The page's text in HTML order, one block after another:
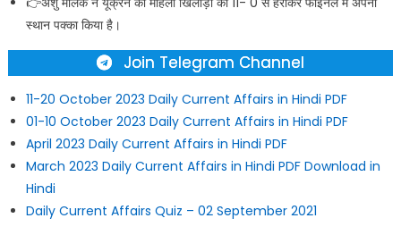
स्थान पक्का किया है।
Join Telegram Channel
11-20 October 2023 Daily Current Affairs in Hindi PDF
01-10 October 2023 Daily Current Affairs in Hindi PDF
April 2023 Daily Current Affairs in Hindi PDF
March 2023 Daily Current Affairs in Hindi PDF Download in
Hindi
Daily Current Affairs Quiz – 02 September 2021